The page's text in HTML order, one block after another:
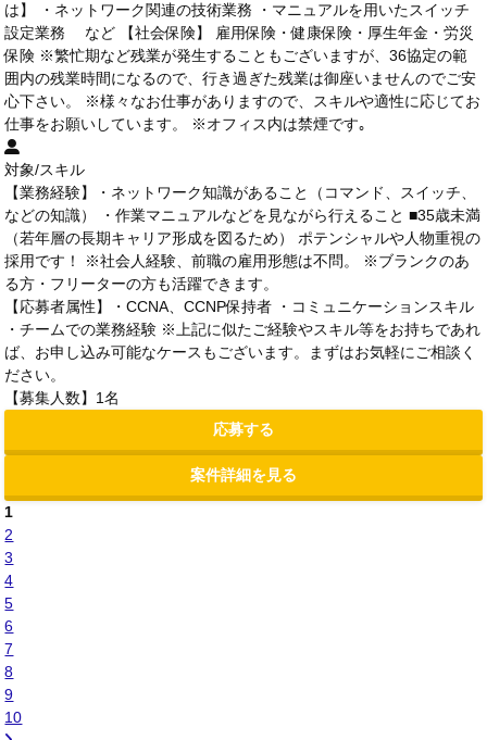
は】 ・ネットワーク関連の技術業務 ・マニュアルを用いたスイッチ
設定業務 など 【社会保険】 雇用保険・健康保険・厚生年金・労災
保険 ※繁忙期など残業が発生することもございますが、36協定の範
囲内の残業時間になるので、行き過ぎた残業は御座いませんのでご安
心下さい。 ※様々なお仕事がありますので、スキルや適性に応じてお
仕事をお願いしています。 ※オフィス内は禁煙です｡
対象/スキル
【業務経験】・ネットワーク知識があること（コマンド、スイッチ、
などの知識） ・作業マニュアルなどを見ながら行えること ■35歳未満
（若年層の長期キャリア形成を図るため） ポテンシャルや人物重視の
採用です！ ※社会人経験、前職の雇用形態は不問。 ※ブランクのあ
る方・フリーターの方も活躍できます。
【応募者属性】・CCNA、CCNP保持者 ・コミュニケーションスキル
・チームでの業務経験 ※上記に似たご経験やスキル等をお持ちであれ
ば、お申し込み可能なケースもございます。まずはお気軽にご相談く
ださい。
【募集人数】1名
応募する
案件詳細を見る
1
2
3
4
5
6
7
8
9
10